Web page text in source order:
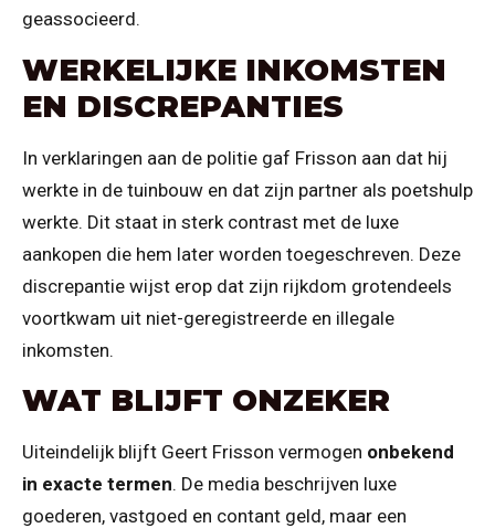
geassocieerd.
WERKELIJKE INKOMSTEN
EN DISCREPANTIES
In verklaringen aan de politie gaf Frisson aan dat hij
werkte in de tuinbouw en dat zijn partner als poetshulp
werkte. Dit staat in sterk contrast met de luxe
aankopen die hem later worden toegeschreven. Deze
discrepantie wijst erop dat zijn rijkdom grotendeels
voortkwam uit niet-geregistreerde en illegale
inkomsten.
WAT BLIJFT ONZEKER
Uiteindelijk blijft Geert Frisson vermogen onbekend
in exacte termen. De media beschrijven luxe
goederen, vastgoed en contant geld, maar een